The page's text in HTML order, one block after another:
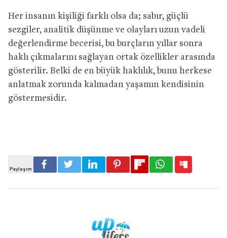
Her insanın kişiliği farklı olsa da; sabır, güçlü
sezgiler, analitik düşünme ve olayları uzun vadeli
değerlendirme becerisi, bu burçların yıllar sonra
haklı çıkmalarını sağlayan ortak özellikler arasında
gösterilir. Belki de en büyük haklılık, bunu herkese
anlatmak zorunda kalmadan yaşamın kendisinin
göstermesidir.